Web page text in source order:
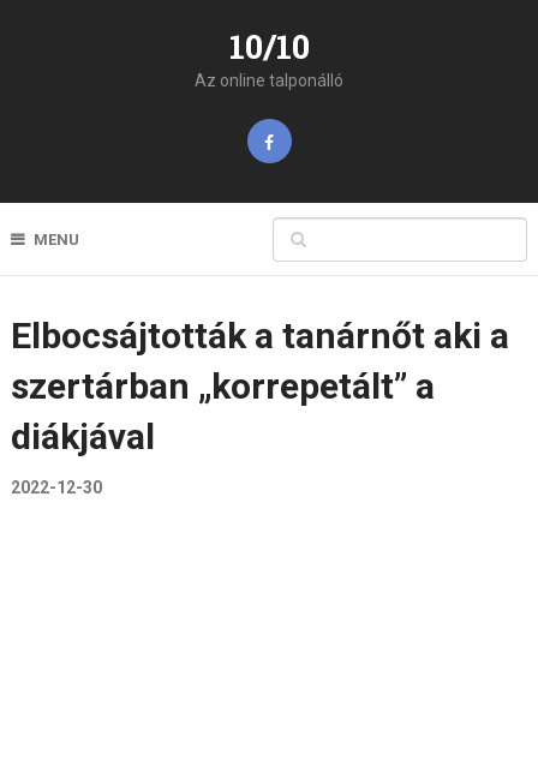
10/10
Az online talponálló
MENU
Elbocsájtották a tanárnőt aki a
szertárban „korrepetált” a
diákjával
2022-12-30